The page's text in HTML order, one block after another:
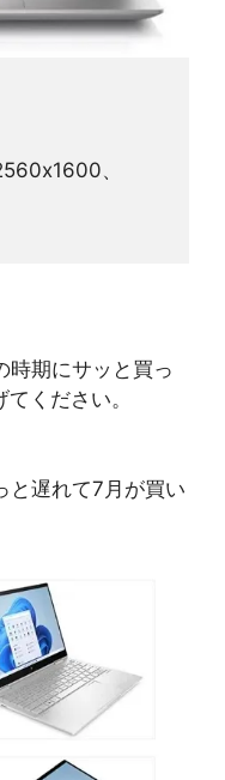
、
時期にサッと買っ
ください。
遅れて7月が買い